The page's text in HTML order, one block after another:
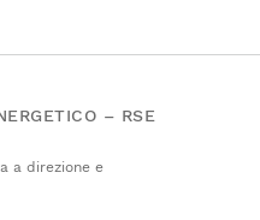
– RSE
a direzione e